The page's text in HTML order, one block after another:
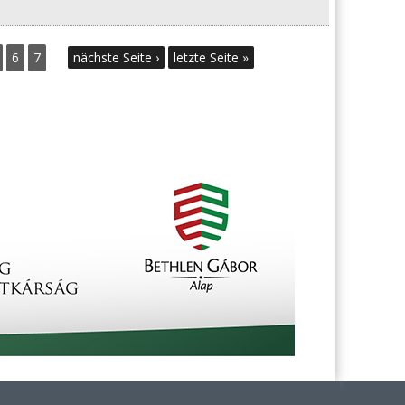
6 7 nächste Seite › letzte Seite »